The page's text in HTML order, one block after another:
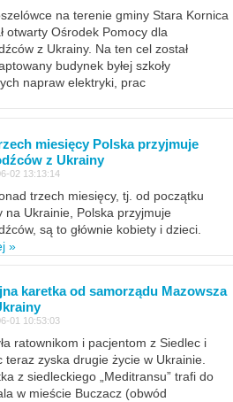
na terenie gminy Stara Kornica
otwarty Ośrodek Pomocy dla
z Ukrainy. Na ten cel został
budynek byłej szkoły
napraw elektryki, prac
miesięcy Polska przyjmuje
z Ukrainy
02 13:13:14
trzech miesięcy, tj. od początku
na Ukrainie, Polska przyjmuje
są to głównie kobiety i dzieci.
»
karetka od samorządu Mazowsza
01 10:53:03
ratownikom i pacjentom z Siedlec i
teraz zyska drugie życie w Ukrainie.
z siedleckiego „Meditransu” trafi do
w mieście Buczacz (obwód